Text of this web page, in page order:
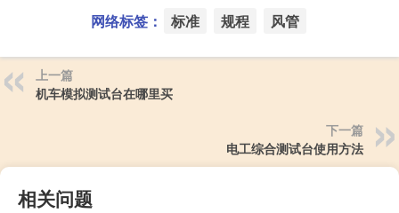
网络标签： 标准 规程 风管
上一篇
机车模拟测试台在哪里买
下一篇
电工综合测试台使用方法
相关问题